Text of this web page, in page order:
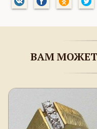
ВАМ